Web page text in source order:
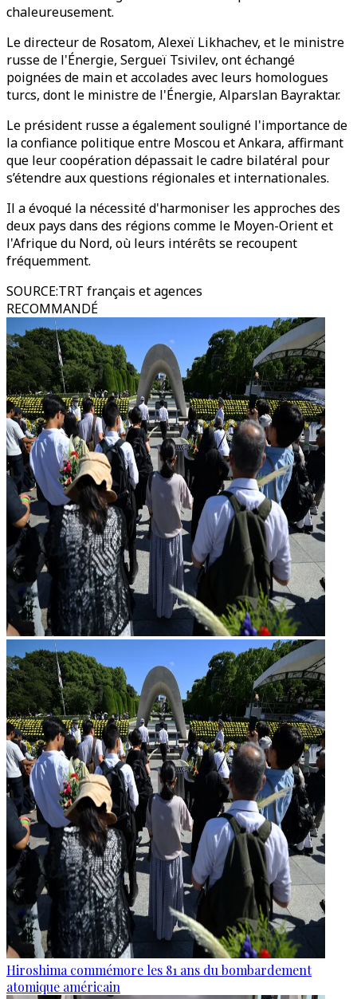
chaleureusement.
Le directeur de Rosatom, Alexeï Likhachev, et le ministre
russe de l'Énergie, Sergueï Tsivilev, ont échangé
poignées de main et accolades avec leurs homologues
turcs, dont le ministre de l'Énergie, Alparslan Bayraktar.
Le président russe a également souligné l'importance de
la confiance politique entre Moscou et Ankara, affirmant
que leur coopération dépassait le cadre bilatéral pour
s’étendre aux questions régionales et internationales.
Il a évoqué la nécessité d'harmoniser les approches des
deux pays dans des régions comme le Moyen-Orient et
l'Afrique du Nord, où leurs intérêts se recoupent
fréquemment.
SOURCE:TRT français et agences
RECOMMANDÉ
Hiroshima commémore les 81 ans du bombardement
atomique américain